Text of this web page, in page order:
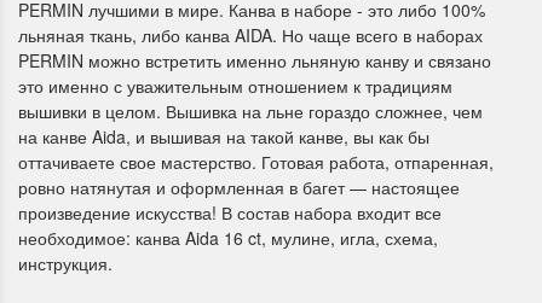
!! СКИДКА 20% ‼️ с 1 до 3 июня в
честь первого летнего дня
Чудетство...
ПОДРОБНЕЕ
Анастасия Туманова
1 июня 2024 11:29
На сайте пополнение
Dimensions
Спешите купить...
ПОДРОБНЕЕ
Анастасия Туманова
22 мая 2024 13:01
PERMIN лучшими в мире. Канва в наборе - это либо 100%
льняная ткань, либо канва AIDA. Но чаще всего в наборах
PERMIN можно встретить именно льняную канву и связано
это именно с уважительным отношением к традициям
вышивки в целом. Вышивка на льне гораздо сложнее, чем
на канве Aida, и вышивая на такой канве, вы как бы
оттачиваете свое мастерство. Готовая работа, отпаренная,
ровно натянутая и оформленная в багет — настоящее
произведение искусства! В состав набора входит все
необходимое: канва Aida 16 ct, мулине, игла, схема,
инструкция.